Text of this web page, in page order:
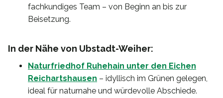
fachkundiges Team – von Beginn an bis zur
Beisetzung.
In der Nähe von Ubstadt-Weiher:
Naturfriedhof Ruhehain unter den Eichen
Reichartshausen – idyllisch im Grünen gelegen,
ideal für naturnahe und würdevolle Abschiede.